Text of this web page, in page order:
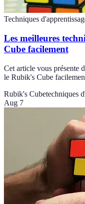
Techniques
Les meilleures
Cube facilement
Cet article vous présente
le Rubik's Cube
Rubik's Cubetechniques
Aug 7